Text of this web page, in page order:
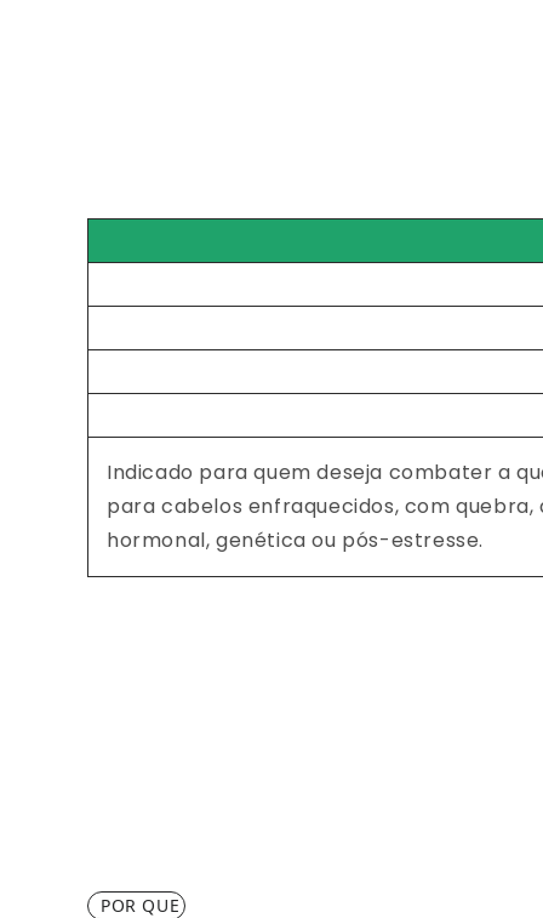
Indicado para quem deseja combater a
para cabelos enfraquecidos, com
hormonal, genética ou pós-estresse.
POR QUE